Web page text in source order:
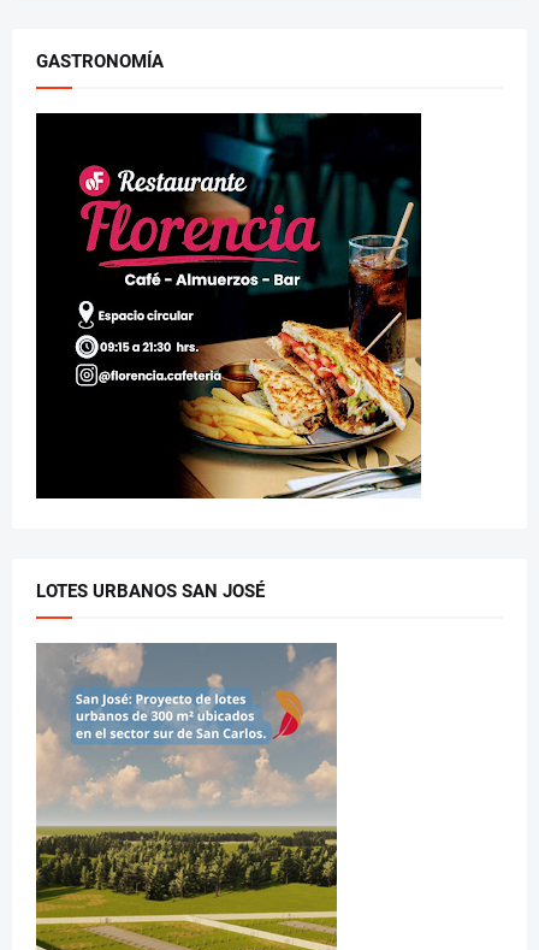
GASTRONOMÍA
LOTES URBANOS SAN JOSÉ